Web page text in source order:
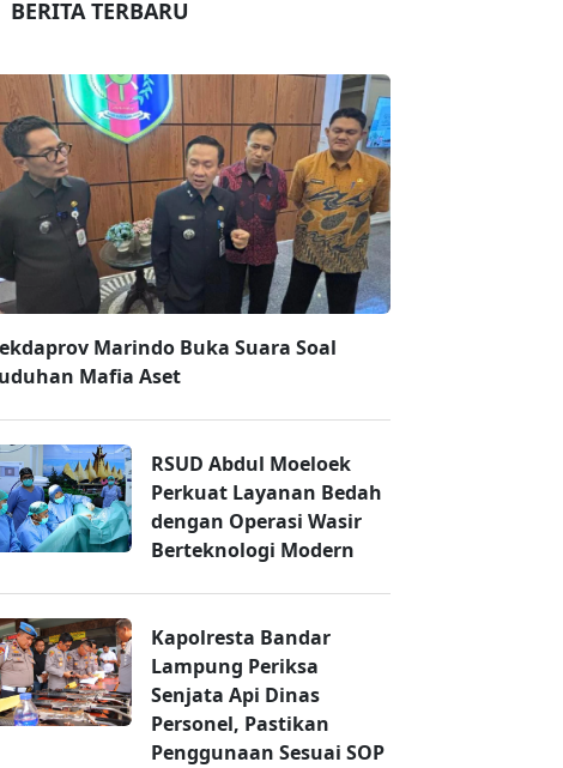
BERITA TERBARU
Marindo Buka Suara Soal
Mafia Aset
RSUD Abdul Moeloek
Perkuat Layanan Bedah
dengan Operasi Wasir
Berteknologi Modern
Kapolresta Bandar
Lampung Periksa
Senjata Api Dinas
Personel, Pastikan
Penggunaan Sesuai SOP